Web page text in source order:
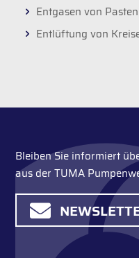
Entgasen von Pasten
Entlüftung von
Bleiben Sie informiert
aus der TUMA